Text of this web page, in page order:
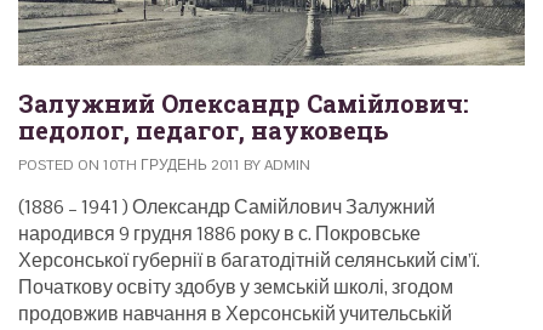
Залужний Олександр Самійлович:
педолог, педагог, науковець
POSTED ON 10TH ГРУДЕНЬ 2011 BY ADMIN
(1886 – 1941 ) Олександр Самійлович Залужний
народився 9 грудня 1886 року в с. Покровське
Херсонської губернії в багатодітній селянський сім’ї.
Початкову освіту здобув у земській школі, згодом
продовжив навчання в Херсонській учительській